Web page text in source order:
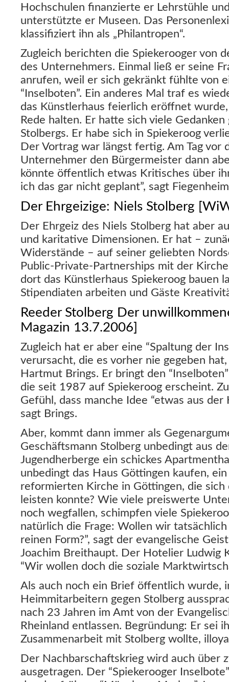
Hochschulen finanzierte er Lehrstühle
unterstützte er Museen. Das
klassifiziert ihn als „Philantropen“.
Zugleich berichten die Spiekerooger von
des Unternehmers. Einmal ließ er seine
anrufen, weil er sich gekränkt fühlte von
“Inselboten”. Ein anderes Mal traf es
das Künstlerhaus feierlich eröffnet
Rede halten. Er hatte sich viele
Stolbergs. Er habe sich in Spiekeroog
Der Vortrag war längst fertig. Am Tag vor
Unternehmer den Bürgermeister dann
könnte öffentlich etwas Kritisches über
ich das gar nicht geplant”, sagt
Der Ehrgeizige: Niels Stolberg
Der Ehrgeiz des Niels Stolberg hat aber
und karitative Dimensionen. Er hat –
Widerstände – auf seiner geliebten
Public-Private-Partnerships mit der
dort das Künstlerhaus Spiekeroog bauen
Stipendiaten arbeiten und Gäste
Reeder Stolberg Der
Magazin 13.7.2006]
Zugleich hat er aber eine “Spaltung der
verursacht, die es vorher nie gegeben
Hartmut Brings. Er bringt den
die seit 1987 auf Spiekeroog erscheint.
Gefühl, dass manche Idee “etwas aus der
sagt Brings.
Aber, kommt dann immer als
Geschäftsmann Stolberg unbedingt aus
Jugendherberge ein schickes
unbedingt das Haus Göttingen kaufen,
reformierten Kirche in Göttingen, die
leisten konnte? Wie viele preiswerte
noch wegfallen, schimpfen viele
natürlich die Frage: Wollen wir
reinen Form?”, sagt der evangelische
Joachim Breithaupt. Der Hotelier Ludwig
“Wir wollen doch die soziale
Als auch noch ein Brief öffentlich wurde,
Heimmitarbeitern gegen Stolberg
nach 23 Jahren im Amt von der
Rheinland entlassen. Begründung: Er sei
Zusammenarbeit mit Stolberg wollte,
Der Nachbarschaftskrieg wird auch über
ausgetragen. Der “Spiekerooger